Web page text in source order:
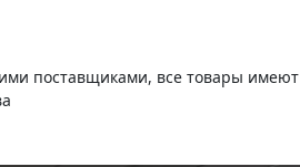
поставщиками, все товары имеют